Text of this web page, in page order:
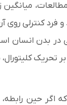
فرد کنترلی
بدن انسان
بر تحریک
اگر حین